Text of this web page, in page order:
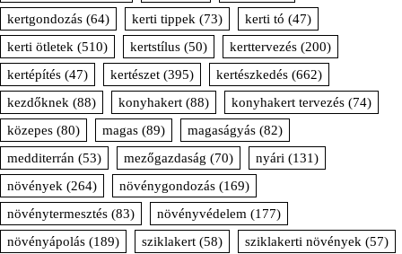
kertgondozás (64) kerti tippek (73) kerti tó (47)
kerti ötletek (510) kertstílus (50) kerttervezés (200)
kertépítés (47) kertészet (395) kertészkedés (662)
kezdőknek (88) konyhakert (88) konyhakert tervezés (74)
közepes (80) magas (89) magaságyás (82)
medditerrán (53) mezőgazdaság (70) nyári (131)
növények (264) növénygondozás (169)
növénytermesztés (83) növényvédelem (177)
növényápolás (189) sziklakert (58) sziklakerti növények (57)